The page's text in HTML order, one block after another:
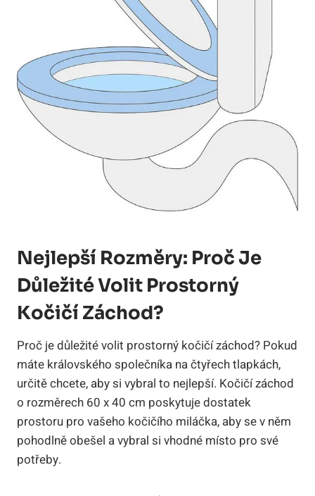
Nejlepší Rozměry: Proč Je
Důležité Volit Prostorný
Kočičí Záchod?
Proč je důležité volit prostorný kočičí záchod? Pokud
máte královského společníka na čtyřech tlapkách,
určitě chcete, aby si vybral to nejlepší. Kočičí záchod
o rozměrech 60 x 40 cm poskytuje dostatek
prostoru pro vašeho kočičího miláčka, aby se v něm
pohodlně obešel a vybral si vhodné místo pro své
potřeby.